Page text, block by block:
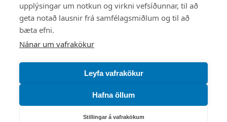
upplýsingar um notkun og virkni vefsíðunnar, til að
geta notað lausnir frá samfélagsmiðlum og til að
bæta efni.
Nánar um vafrakökur
Leyfa vafrakökur
Hafna öllum
Stillingar á vafrakökum
Mest skoðað
Starfsstöðvar
Náttúruverndarstofnun
Veiðimál, friðlýst svæði, landvarsla og náttúruvernd